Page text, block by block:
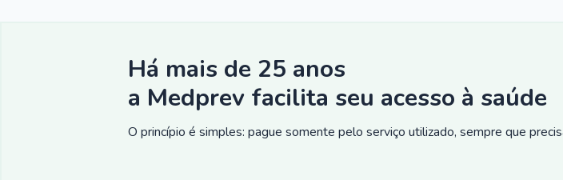
Há mais de 25 anos
a Medprev facilita seu acesso à saúde
O princípio é simples: pague somente pelo serviço utilizado, sempre que